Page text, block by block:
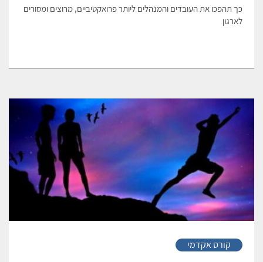
כך תהפכו את העובדים והמנהלים ליותר פרואקטיביים, מרוצים ומסורים
לארגון
קורס אקדמי